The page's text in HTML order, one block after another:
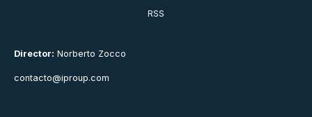
Director: Norberto Zocco
contacto@iproup.com
RSS